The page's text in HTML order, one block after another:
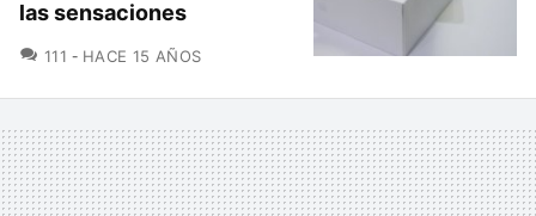
las sensaciones
111 COMENTARIOS
HACE 15 AÑOS